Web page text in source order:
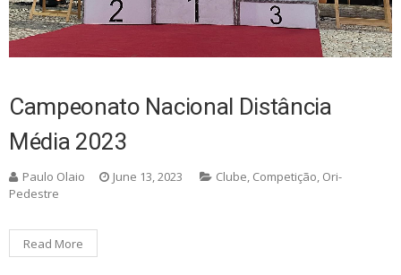
Campeonato Nacional Distância
Média 2023
Paulo Olaio June 13, 2023 Clube, Competição, Ori-
Pedestre
Read More